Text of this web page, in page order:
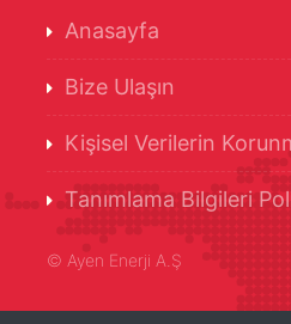
Anasayfa
Bize Ulaşın
Kişisel Verilerin
Tanımlama Bilgileri
© Ayen Enerji A.Ş